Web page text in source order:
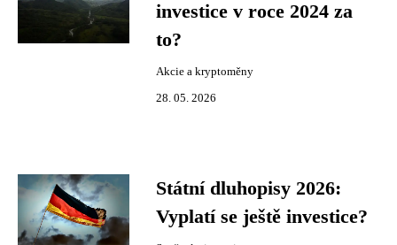
investice v roce 2024 za
to?
Akcie a kryptoměny
28. 05. 2026
Státní dluhopisy 2026:
Vyplatí se ještě investice?